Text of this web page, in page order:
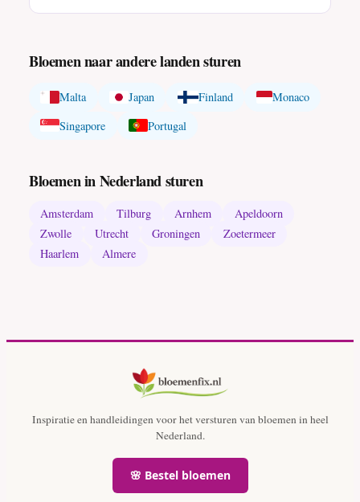
Bloemen naar andere landen sturen
Malta Japan Finland
Monaco
Singapore
Portugal
Bloemen in Nederland sturen
Amsterdam Tilburg Arnhem
Apeldoorn
Zwolle
Utrecht Groningen
Zoetermeer
Haarlem
Almere
Inspiratie en handleidingen voor het versturen van bloemen in heel
Nederland.
🌸 Bestel bloemen